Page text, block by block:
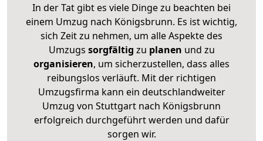
In der Tat gibt es viele Dinge zu beachten bei
einem Umzug nach Königsbrunn. Es ist wichtig,
sich Zeit zu nehmen, um alle Aspekte des
Umzugs sorgfältig zu planen und zu
organisieren, um sicherzustellen, dass alles
reibungslos verläuft. Mit der richtigen
Umzugsfirma kann ein deutschlandweiter
Umzug von Stuttgart nach Königsbrunn
erfolgreich durchgeführt werden und dafür
sorgen wir.